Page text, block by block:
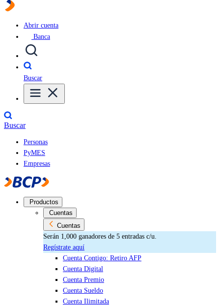
Abrir cuenta
Banca
Buscar
Buscar
Personas
PyMES
Empresas
Productos
Cuentas
Cuentas
Serán 1,000 ganadores de 5 entradas c/u.
Regístrate aquí
Cuenta Contigo: Retiro AFP
Cuenta Digital
Cuenta Premio
Cuenta Sueldo
Cuenta Ilimitada